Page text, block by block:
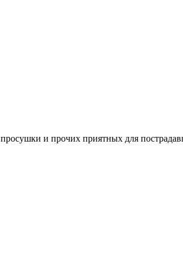
просушки и прочих приятных для